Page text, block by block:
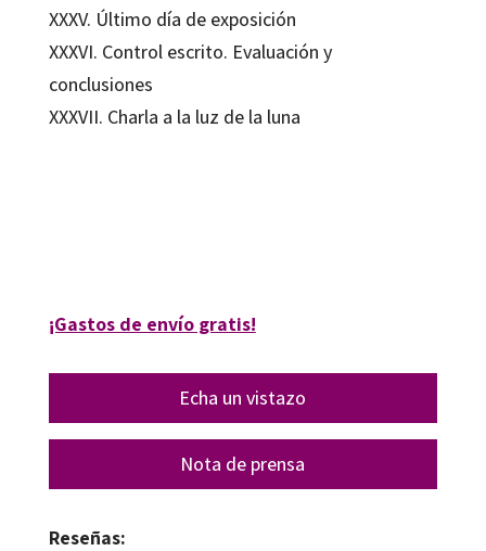
XXXV. Último día de exposición
XXXVI. Control escrito. Evaluación y
conclusiones
XXXVII. Charla a la luz de la luna
¡Gastos de envío gratis!
Echa un vistazo
Nota de prensa
Reseñas: